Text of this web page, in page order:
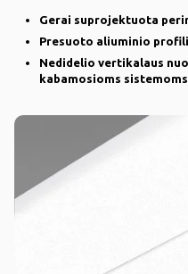
Gerai suprojektuota
Presuoto aliuminio
Nedidelio vertikalaus
kabamosioms sistemoms